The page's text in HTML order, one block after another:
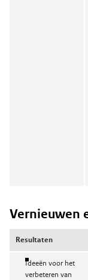
Vernieuwen
Resultaten
Ideeën voor het
verbeteren van